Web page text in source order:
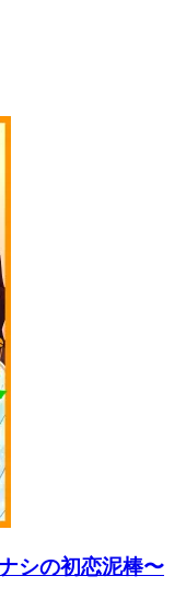
シの初恋泥棒〜